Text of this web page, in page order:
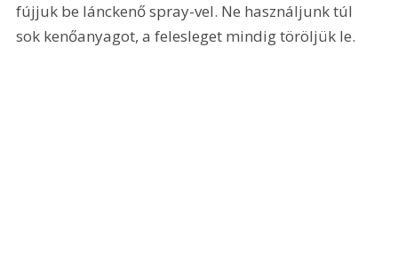
fújjuk be lánckenő spray-vel. Ne használjunk túl
sok kenőanyagot, a felesleget mindig töröljük le.